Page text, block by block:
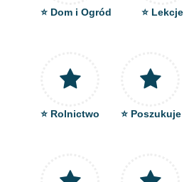
⭐ Dom i Ogród ⭐ Lekcje
⭐ Rolnictwo ⭐ Poszukuje